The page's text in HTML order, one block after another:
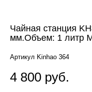
Чайная станция
мм.Объем: 1 литр
Артикул Kinhao 364
4 800 pуб.